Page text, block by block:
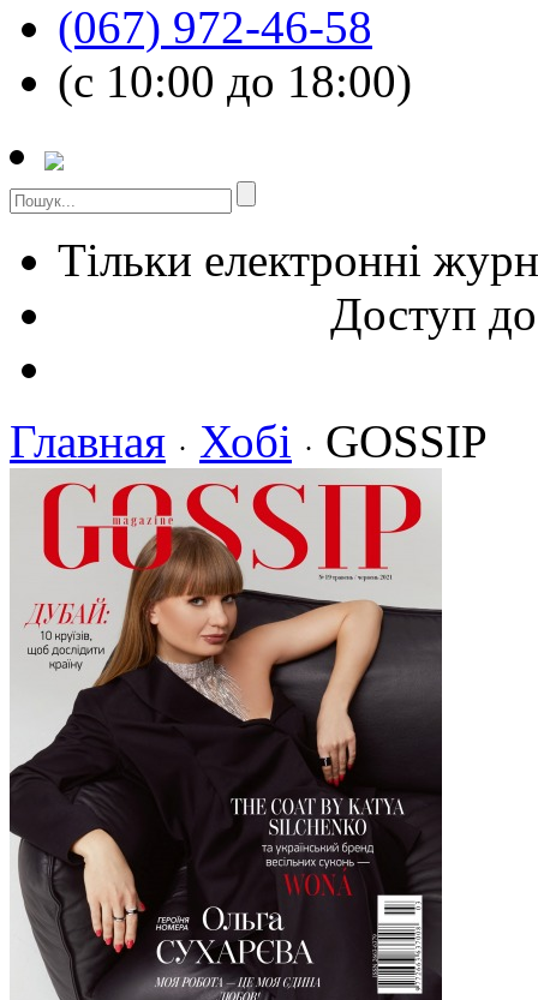
(067) 972-46-58
(с 10:00 до 18:00)
Тільки електронні
Доступ
Главная · Хобі · GOSSIP